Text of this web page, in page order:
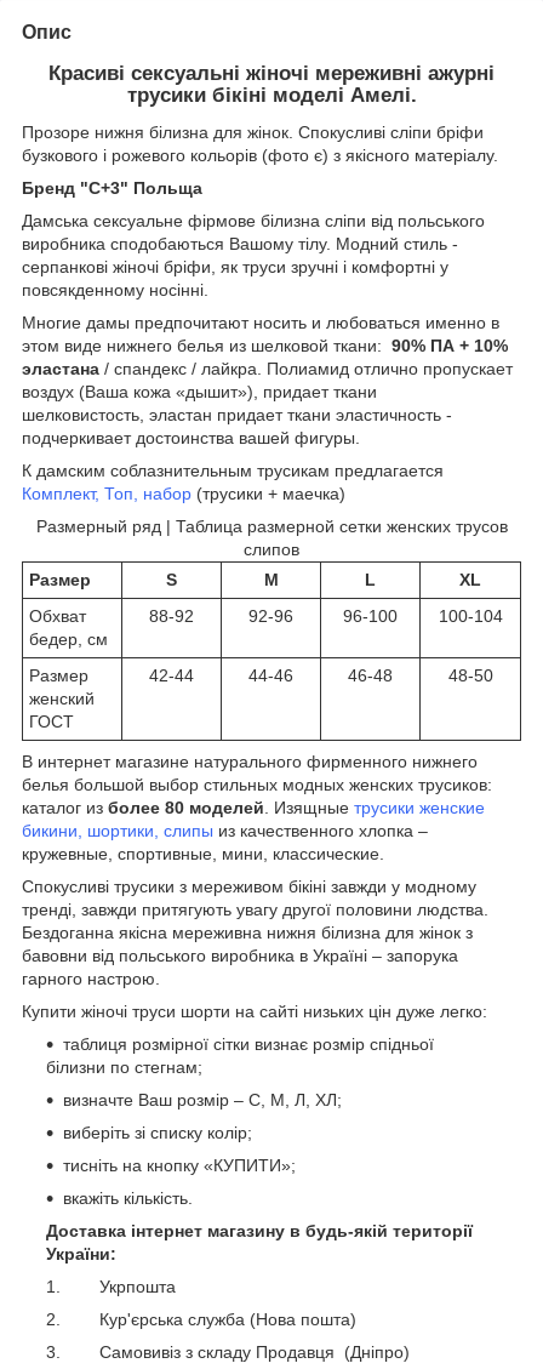
Опис
Красиві сексуальні жіночі мереживні ажурні
трусики бікіні моделі Амелі.
Прозоре нижня білизна для жінок. Спокусливі сліпи бріфи
бузкового і рожевого кольорів (фото є) з якісного матеріалу.
Бренд "C+3" Польща
Дамська сексуальне фірмове білизна сліпи від польського
виробника сподобаються Вашому тілу. Модний стиль -
серпанкові жіночі бріфи, як труси зручні і комфортні у
повсякденному носінні.
Многие дамы предпочитают носить и любоваться именно в
этом виде нижнего белья из шелковой ткани: 90% ПА + 10%
эластана / спандекс / лайкра. Полиамид отлично пропускает
воздух (Ваша кожа «дышит»), придает ткани
шелковистость, эластан придает ткани эластичность -
подчеркивает достоинства вашей фигуры.
К дамским соблазнительным трусикам предлагается
Комплект, Топ, набор (трусики + маечка)
Размерный ряд | Таблица размерной сетки женских трусов
слипов
Размер
S M L
XL
Обхват
бедер, см
88-92 92-96 96-100 100-104
Размер
женский
ГОСТ
42-44 44-46 46-48 48-50
В интернет магазине натурального фирменного нижнего
белья большой выбор стильных модных женских трусиков:
каталог из более 80 моделей . Изящные трусики женские
бикини, шортики, слипы из качественного хлопка –
кружевные, спортивные, мини, классические.
Спокусливі трусики з мереживом бікіні завжди у модному
тренді, завжди притягують увагу другої половини людства.
Бездоганна якісна мереживна нижня білизна для жінок з
бавовни від польського виробника в Україні – запорука
гарного настрою.
Купити жіночі труси шорти на сайті низьких цін дуже легко:
таблиця розмірної сітки визнає розмір спідньої
білизни по стегнам;
визначте Ваш розмір – С, М, Л, ХЛ;
виберіть зі списку колір;
тисніть на кнопку «КУПИТИ»;
вкажіть кількість.
Доставка інтернет магазину в будь-якій території
України:
1. Укрпошта
2. Кур'єрська служба (Нова пошта)
3. Самовивіз з складу Продавця (Дніпро)